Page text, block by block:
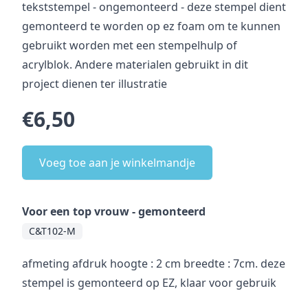
tekststempel - ongemonteerd - deze stempel dient
gemonteerd te worden op ez foam om te kunnen
gebruikt worden met een stempelhulp of
acrylblok. Andere materialen gebruikt in dit
project dienen ter illustratie
€6,50
Voeg toe aan je winkelmandje
Voor een top vrouw - gemonteerd
C&T102-M
afmeting afdruk hoogte : 2 cm breedte : 7cm. deze
stempel is gemonteerd op EZ, klaar voor gebruik